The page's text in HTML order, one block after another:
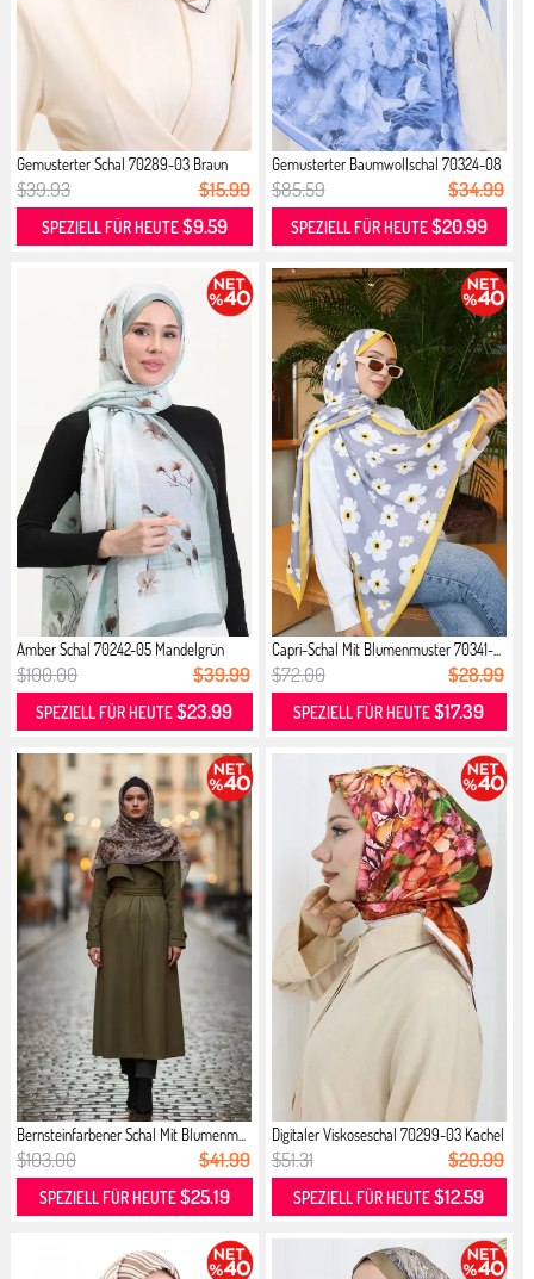
Gemusterter Schal 70289-03 Braun
$39.93 $15.99
SPEZIELL FÜR HEUTE$9.59
Gemusterter Baumwollschal 70324-08
...
$85.59 $34.99
SPEZIELL FÜR HEUTE$20.99
Amber Schal 70242-05 Mandelgrün
$100.00 $39.99
SPEZIELL FÜR HEUTE$23.99
Capri-Schal Mit Blumenmuster 70341-...
$72.00 $28.99
SPEZIELL FÜR HEUTE$17.39
Bernsteinfarbener Schal Mit Blumenm...
$103.00 $41.99
SPEZIELL FÜR HEUTE$25.19
Digitaler Viskoseschal 70299-03 Kachel
$51.31 $20.99
SPEZIELL FÜR HEUTE$12.59